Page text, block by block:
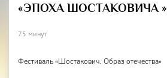
«ЭПОХА ШОСТАКОВИЧА »
75 минут
Фестиваль «Шостакович. Образ отечества»